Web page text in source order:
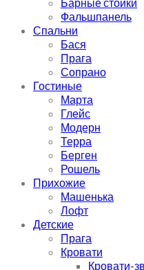
Барные стойки
Фальшпанель
Спальни
Бася
Прага
Сопрано
Гостиные
Марта
Глейс
Модерн
Терра
Берген
Рошель
Прихожие
Машенька
Лофт
Детские
Прага
Кровати
Кровати-